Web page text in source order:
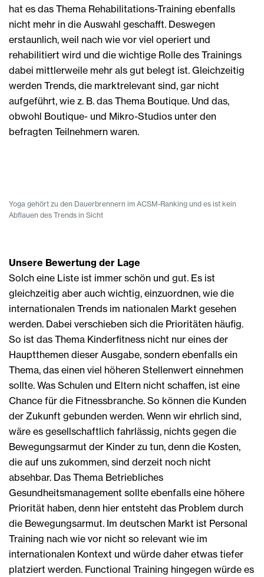
hat es das Thema Rehabilitations-Training ebenfalls
nicht mehr in die Auswahl geschafft. Deswegen
erstaunlich, weil nach wie vor viel operiert und
rehabilitiert wird und die wichtige Rolle des Trainings
dabei mittlerweile mehr als gut belegt ist. Gleichzeitig
werden Trends, die marktrelevant sind, gar nicht
aufgeführt, wie z. B. das Thema Boutique. Und das,
obwohl Boutique- und Mikro-Studios unter den
befragten Teilnehmern waren.
Yoga gehört zu den Dauerbrennern im ACSM-Ranking und es ist kein
Abflauen des Trends in Sicht
Unsere Bewertung der Lage
Solch eine Liste ist immer schön und gut. Es ist
gleichzeitig aber auch wichtig, einzuordnen, wie die
internationalen Trends im nationalen Markt gesehen
werden. Dabei verschieben sich die Prioritäten häufig.
So ist das Thema Kinderfitness nicht nur eines der
Hauptthemen dieser Ausgabe, sondern ebenfalls ein
Thema, das einen viel höheren Stellenwert einnehmen
sollte. Was Schulen und Eltern nicht schaffen, ist eine
Chance für die Fitnessbranche. So können die Kunden
der Zukunft gebunden werden. Wenn wir ehrlich sind,
wäre es gesellschaftlich fahrlässig, nichts gegen die
Bewegungsarmut der Kinder zu tun, denn die Kosten,
die auf uns zukommen, sind derzeit noch nicht
absehbar. Das Thema Betriebliches
Gesundheitsmanagement sollte ebenfalls eine höhere
Priorität haben, denn hier entsteht das Problem durch
die Bewegungsarmut. Im deutschen Markt ist Personal
Training nach wie vor nicht so relevant wie im
internationalen Kontext und würde daher etwas tiefer
platziert werden. Functional Training hingegen würde es